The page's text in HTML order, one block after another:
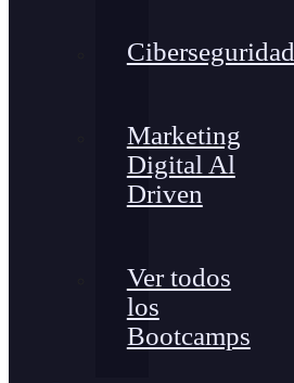
Ciberseguridad
Marketing
Digital Al
Driven
Ver todos
los
Bootcamps